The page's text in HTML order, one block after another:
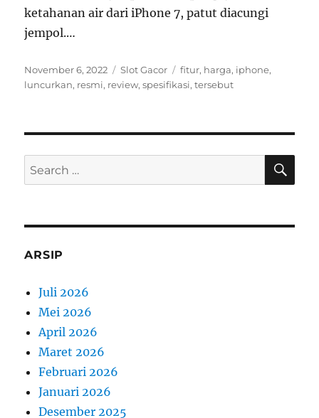
ketahanan air dari iPhone 7, patut diacungi
jempol.…
Posted
on
November 6, 2022 Categories
Slot Gacor Tags
fitur, harga, iphone,
luncurkan, resmi, review,spesifikasi,tersebut
Search
for:
ARSIP
Juli 2026
Mei 2026
April 2026
Maret 2026
Februari 2026
Januari 2026
Desember 2025